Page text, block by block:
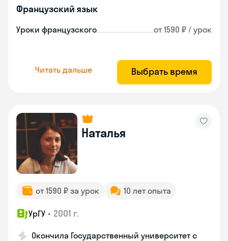
Французский язык
Уроки французского от 1590 ₽ / урок
Читать дальше Выбрать время
Наталья
от 1590 ₽ за урок 10 лет опыта
УрГУ • 2001 г.
Окончила Государственный университет с